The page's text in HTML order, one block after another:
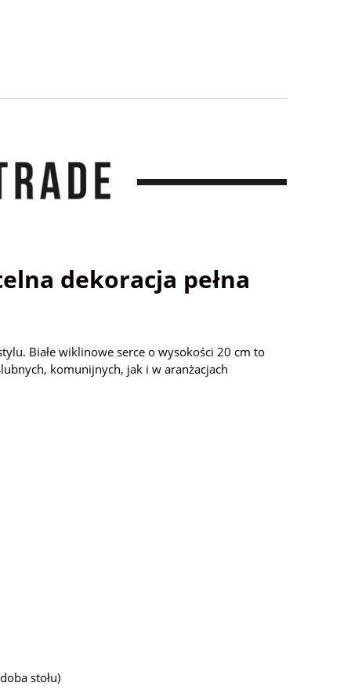
dekoracja pełna
Białe wiklinowe serce o wysokości 20 cm to
komunijnych, jak i w aranżacjach
stołu)